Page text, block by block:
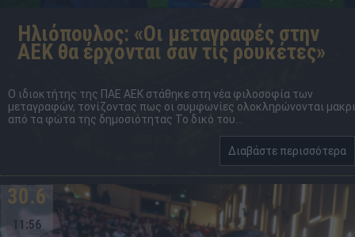
Ηλιόπουλος: «Οι μεταγραφές στην
ΑΕΚ θα έρχονται σαν τις ρουκέτες»
Ο ιδιοκτήτης της ΠΑΕ ΑΕΚ στάθηκε στη νέα φιλοσοφία των
μεταγραφών, τονίζοντας πως οι συμφωνίες ολοκληρώνονται
από τα φώτα της δημοσιότητας Το δικό του...
Διαβάστε περισσότερα
30.6
11:56